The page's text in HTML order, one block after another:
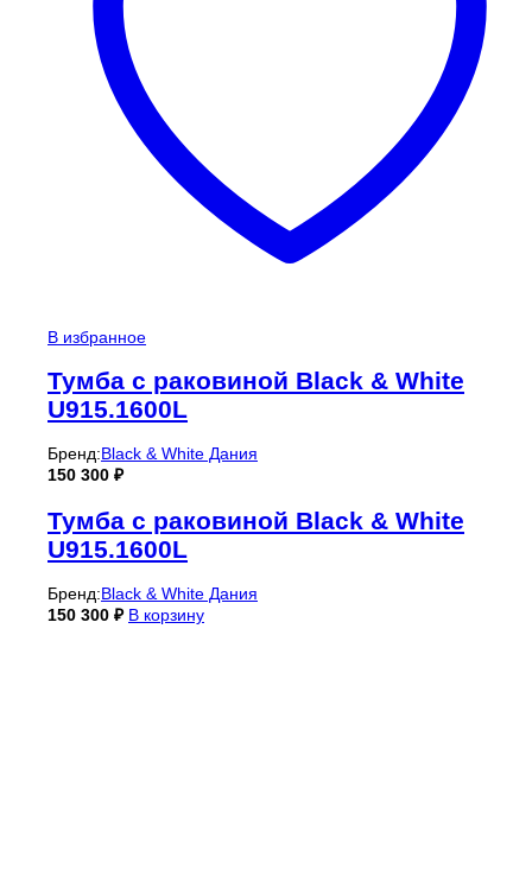
В избранное
Тумба с раковиной Black & White
U915.1600L
Бренд:Black & White Дания
150 300 ₽
Тумба с раковиной Black & White
U915.1600L
Бренд:Black & White Дания
150 300 ₽ В корзину